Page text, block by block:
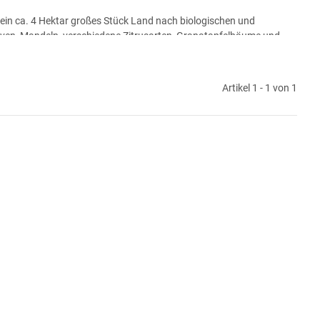
ca. 4 Hektar großes Stück Land nach biologischen und
Mandeln, verschiedene Zitrusarten, Granatapfelbäume und
Pferdemist.
Bodennutzung. Im Schatten zwischen den Bäumen
frisches Gras zum Weiden.
entwickelten Rezepten zu besonderen Produkten, die bisher
Artikel 1 - 1 von 1